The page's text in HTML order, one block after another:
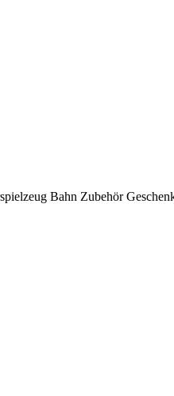
Bahn Zubehör